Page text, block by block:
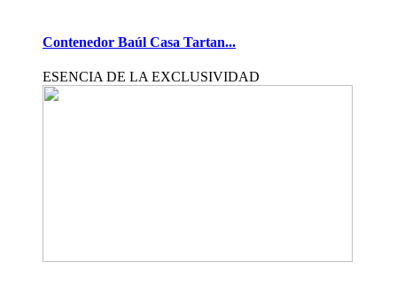
Contenedor Baúl Casa Tartan...
ESENCIA DE LA EXCLUSIVIDAD